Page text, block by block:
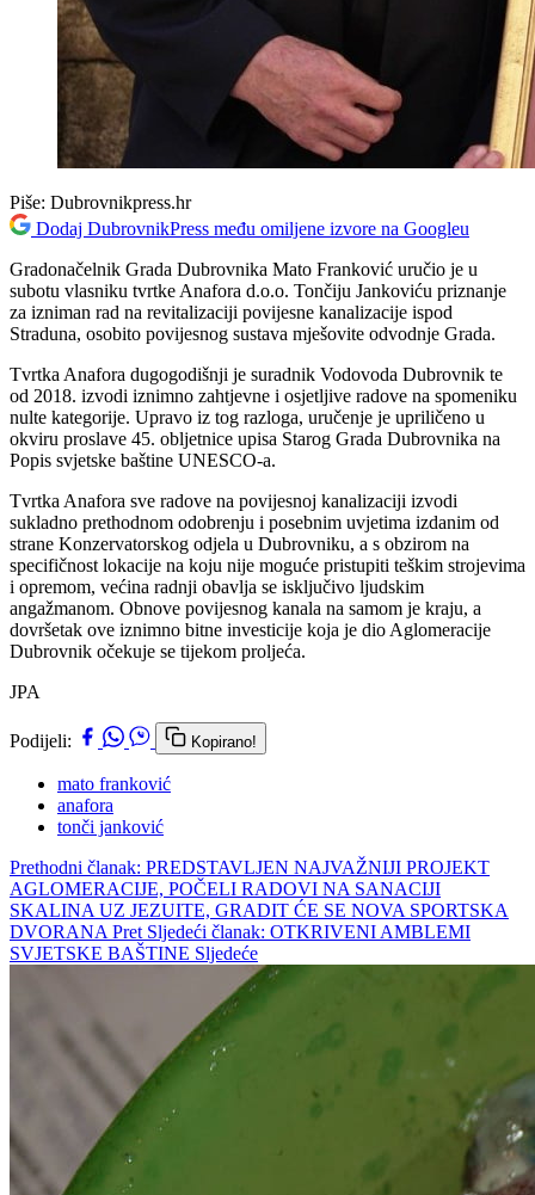
Piše: Dubrovnikpress.hr
Dodaj DubrovnikPress među omiljene izvore na Googleu
Gradonačelnik Grada Dubrovnika Mato Franković uručio je u
subotu vlasniku tvrtke Anafora d.o.o. Tončiju Jankoviću priznanje
za izniman rad na revitalizaciji povijesne kanalizacije ispod
Straduna, osobito povijesnog sustava mješovite odvodnje Grada.
Tvrtka Anafora dugogodišnji je suradnik Vodovoda Dubrovnik te
od 2018. izvodi iznimno zahtjevne i osjetljive radove na spomeniku
nulte kategorije. Upravo iz tog razloga, uručenje je upriličeno u
okviru proslave 45. obljetnice upisa Starog Grada Dubrovnika na
Popis svjetske baštine UNESCO-a.
Tvrtka Anafora sve radove na povijesnoj kanalizaciji izvodi
sukladno prethodnom odobrenju i posebnim uvjetima izdanim od
strane Konzervatorskog odjela u Dubrovniku, a s obzirom na
specifičnost lokacije na koju nije moguće pristupiti teškim strojevima
i opremom, većina radnji obavlja se isključivo ljudskim
angažmanom. Obnove povijesnog kanala na samom je kraju, a
dovršetak ove iznimno bitne investicije koja je dio Aglomeracije
Dubrovnik očekuje se tijekom proljeća.
JPA
Podijeli: Kopirano!
mato franković
anafora
tonči janković
Prethodni članak: PREDSTAVLJEN NAJVAŽNIJI PROJEKT
AGLOMERACIJE, POČELI RADOVI NA SANACIJI
SKALINA UZ JEZUITE, GRADIT ĆE SE NOVA SPORTSKA
DVORANA Pret Sljedeći članak: OTKRIVENI AMBLEMI
SVJETSKE BAŠTINE Sljedeće